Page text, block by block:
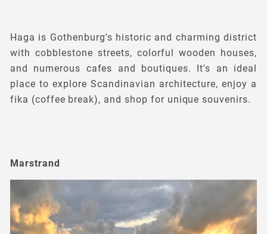
Haga is Gothenburg's historic and charming district
with cobblestone streets, colorful wooden houses,
and numerous cafes and boutiques. It's an ideal
place to explore Scandinavian architecture, enjoy a
fika (coffee break), and shop for unique souvenirs.
Marstrand